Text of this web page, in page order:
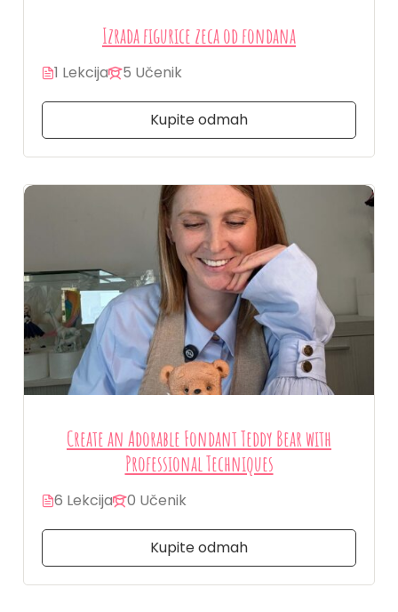
Izrada figurice zeca od fondana
1 Lekcija 5 Učenik
Kupite odmah
Create an Adorable Fondant Teddy Bear with
Professional Techniques
6 Lekcija 0 Učenik
Kupite odmah